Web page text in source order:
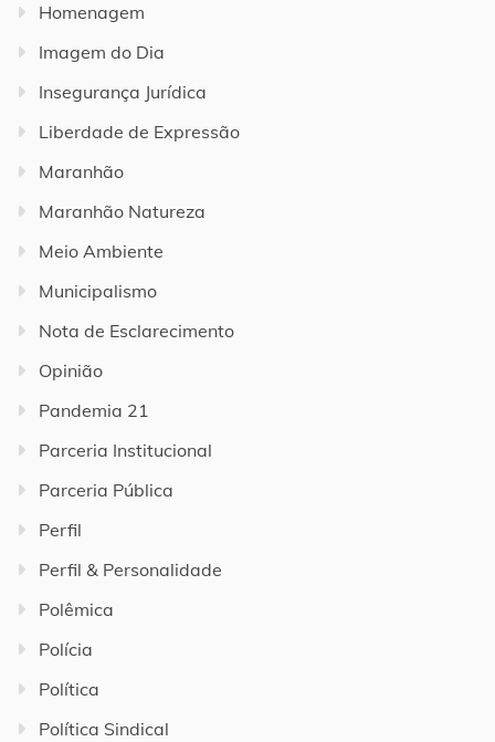
Homenagem
Imagem do Dia
Insegurança Jurídica
Liberdade de Expressão
Maranhão
Maranhão Natureza
Meio Ambiente
Municipalismo
Nota de Esclarecimento
Opinião
Pandemia 21
Parceria Institucional
Parceria Pública
Perfil
Perfil & Personalidade
Polêmica
Polícia
Política
Política Sindical